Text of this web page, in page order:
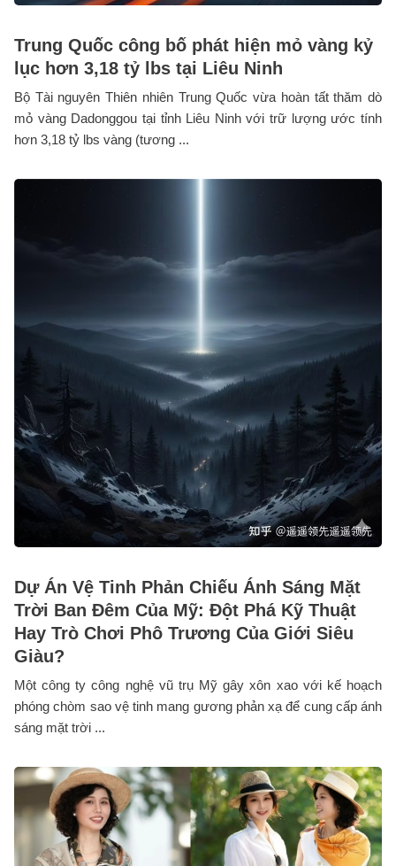
Trung Quốc công bố phát hiện mỏ vàng kỷ
lục hơn 3,18 tỷ lbs tại Liêu Ninh
Bộ Tài nguyên Thiên nhiên Trung Quốc vừa hoàn tất thăm dò
mỏ vàng Dadonggou tại tỉnh Liêu Ninh với trữ lượng ước tính
hơn 3,18 tỷ lbs vàng (tương ...
Dự Án Vệ Tinh Phản Chiếu Ánh Sáng Mặt
Trời Ban Đêm Của Mỹ: Đột Phá Kỹ Thuật
Hay Trò Chơi Phô Trương Của Giới Siêu
Giàu?
Một công ty công nghệ vũ trụ Mỹ gây xôn xao với kế hoạch
phóng chòm sao vệ tinh mang gương phản xạ để cung cấp ánh
sáng mặt trời ...